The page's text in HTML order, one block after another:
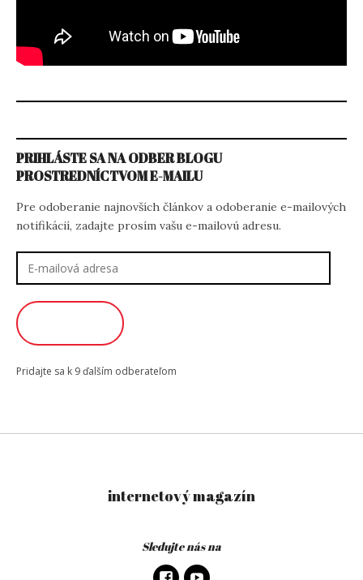
PRIHLÁSTE SA NA ODBER BLOGU
PROSTREDNÍCTVOM E-MAILU
Pre odoberanie najnovších článkov a odoberanie e-mailových
notifikácií, zadajte prosím vašu e-mailovú adresu.
adresa
Pridajte sa k 9 ďalším odberateľom
internetový magazín
Sledujte nás na